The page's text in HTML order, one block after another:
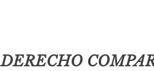
DERECHO